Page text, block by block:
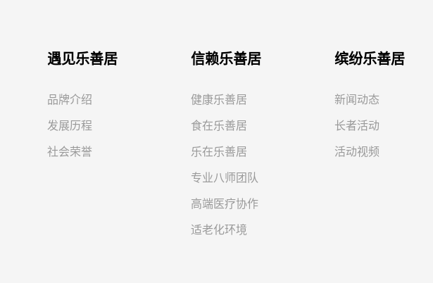
遇见乐善居
品牌介绍
发展历程
社会荣誉
信赖乐善居
健康乐善居
食在乐善居
乐在乐善居
专业八师团队
高端医疗协作
适老化环境
缤纷乐善居
新闻动态
长者活动
活动视频